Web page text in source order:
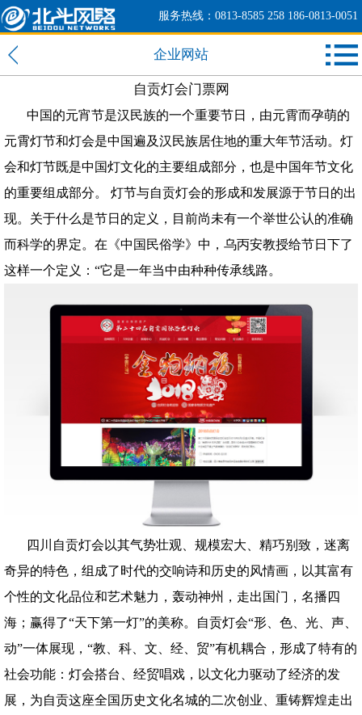
服务热线：0813-8585 258 186-0813-0051
企业网站
自贡灯会门票网
中国的元宵节是汉民族的一个重要节日，由元霄而孕萌的
元霄灯节和灯会是中国遍及汉民族居住地的重大年节活动。灯
会和灯节既是中国灯文化的主要组成部分，也是中国年节文化
的重要组成部分。 灯节与自贡灯会的形成和发展源于节日的出
现。关于什么是节日的定义，目前尚未有一个举世公认的准确
而科学的界定。在《中国民俗学》中，乌丙安教授给节日下了
这样一个定义：“它是一年当中由种种传承线路。
四川自贡灯会以其气势壮观、规模宏大、精巧别致，迷离
奇异的特色，组成了时代的交响诗和历史的风情画，以其富有
个性的文化品位和艺术魅力，轰动神州，走出国门，名播四
海；赢得了“天下第一灯”的美称。自贡灯会“形、色、光、声、
动”一体展现，“教、科、文、经、贸”有机耦合，形成了特有的
社会功能：灯会搭台、经贸唱戏，以文化力驱动了经济的发
展，为自贡这座全国历史文化名城的二次创业、重铸辉煌走出